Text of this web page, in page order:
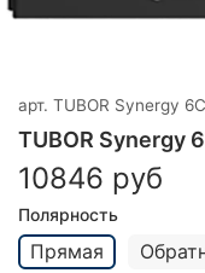
арт. TUBOR Synergy
TUBOR Synergy
10846 руб
Полярность
Прямая